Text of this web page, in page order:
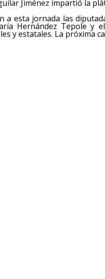
Jiménez impartió la
a esta jornada las
Hernández Tepole y
y estatales. La próxima